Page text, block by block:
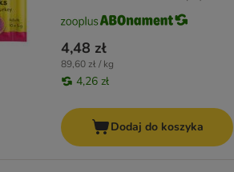
4,48 zł
89,60 zł / kg
4,26 zł
Dodaj do koszyka